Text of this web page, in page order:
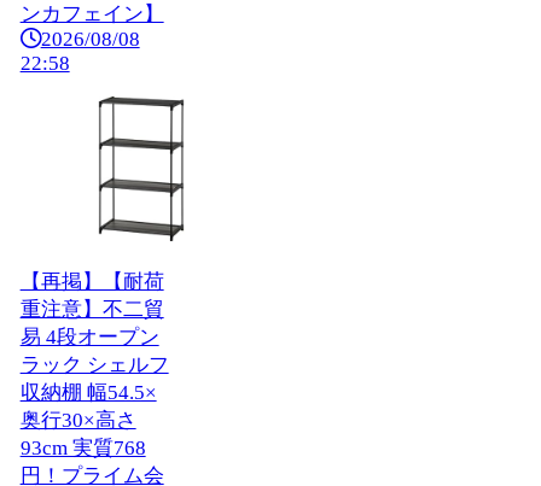
ンカフェイン】
2026/08/08
22:58
【再掲】【耐荷
重注意】不二貿
易 4段オープン
ラック シェルフ
収納棚 幅54.5×
奥行30×高さ
93cm 実質768
円！プライム会